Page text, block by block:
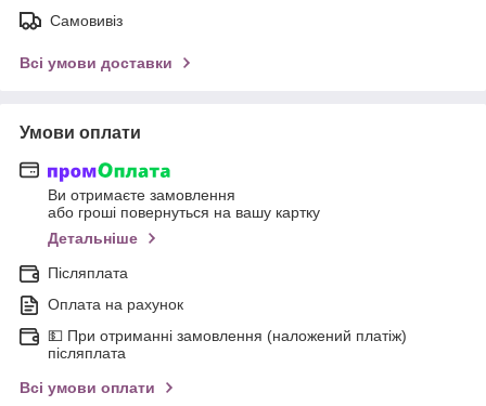
Самовивіз
Всі умови доставки
Умови оплати
Ви отримаєте замовлення
або гроші повернуться на вашу картку
Детальніше
Післяплата
Оплата на рахунок
💵 При отриманні замовлення (наложений платіж)
післяплата
Всі умови оплати